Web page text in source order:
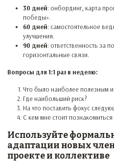
30 дней: онбординг, карта
победы».
60 дней: самостоятельное
улучшения.
90 дней: ответственность за
горизонтальные связи.
Вопросы для 1:1 раз в неделю:
Что было наиболее полезным
Где наибольший риск?
На что поставить фокус
С кем мне стоит познакомиться
Используйте
адаптации новых
проекте и коллективе